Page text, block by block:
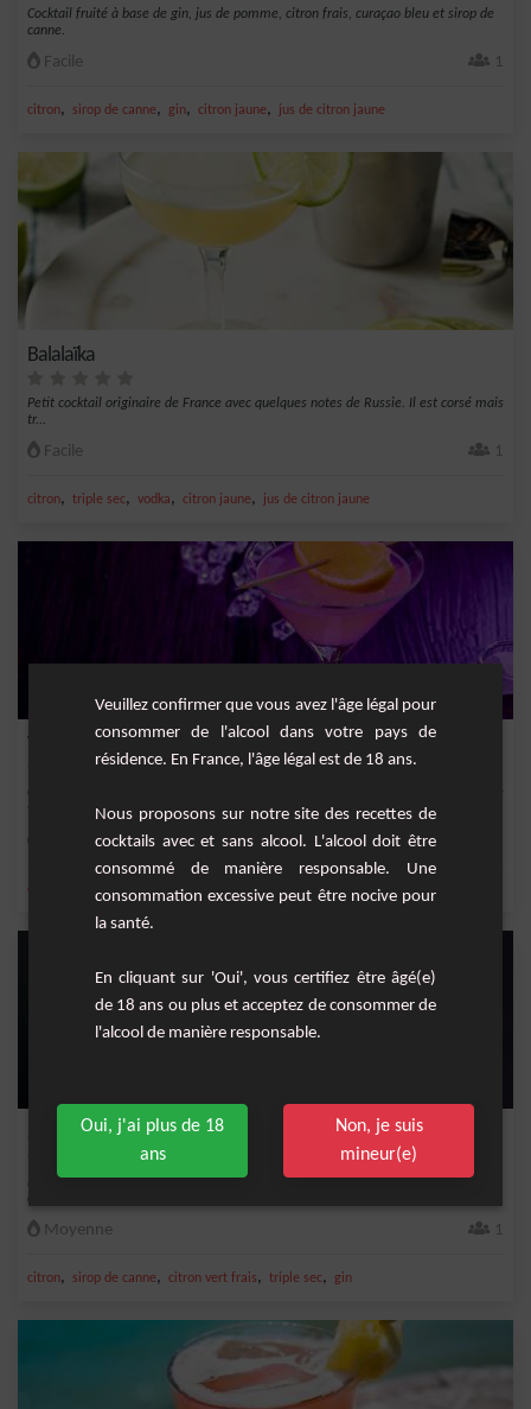
Cocktail fruité à base de gin, jus de pomme, citron frais, curaçao bleu et sirop de
canne.
Facile 1
citron, sirop de canne, gin, citron jaune, jus de citron jaune
Balalaïka
Petit cocktail originaire de France avec quelques notes de Russie. Il est corsé mais
tr...
Facile 1
citron, triple sec, vodka, citron jaune, jus de citron jaune
Violette
Cocktail fruité aux couleurs magnifiques à base de vodka, de triple sec, de sirop de
vi...
citron , ,citron jaune , jus de citron jaune
Scrambled Gin
Le cocktail à base de gin est un petit verre plein d'arômes et de saveurs
complémentair...
Moyenne 1
citron, sirop de canne, citron vert frais, triple sec, gin
Veuillez confirmer que vous avez l'âge légal pour
consommer de l'alcool dans votre pays de
résidence. En France, l'âge légal est de 18 ans.
Nous proposons sur notre site des recettes de
cocktails avec et sans alcool. L'alcool doit être
consommé de manière responsable. Une
consommation excessive peut être nocive pour
la santé.
En cliquant sur 'Oui', vous certifiez être âgé(e)
de 18 ans ou plus et acceptez de consommer de
l'alcool de manière responsable.
Oui, j'ai plus de 18
ans
Non, je suis
mineur(e)